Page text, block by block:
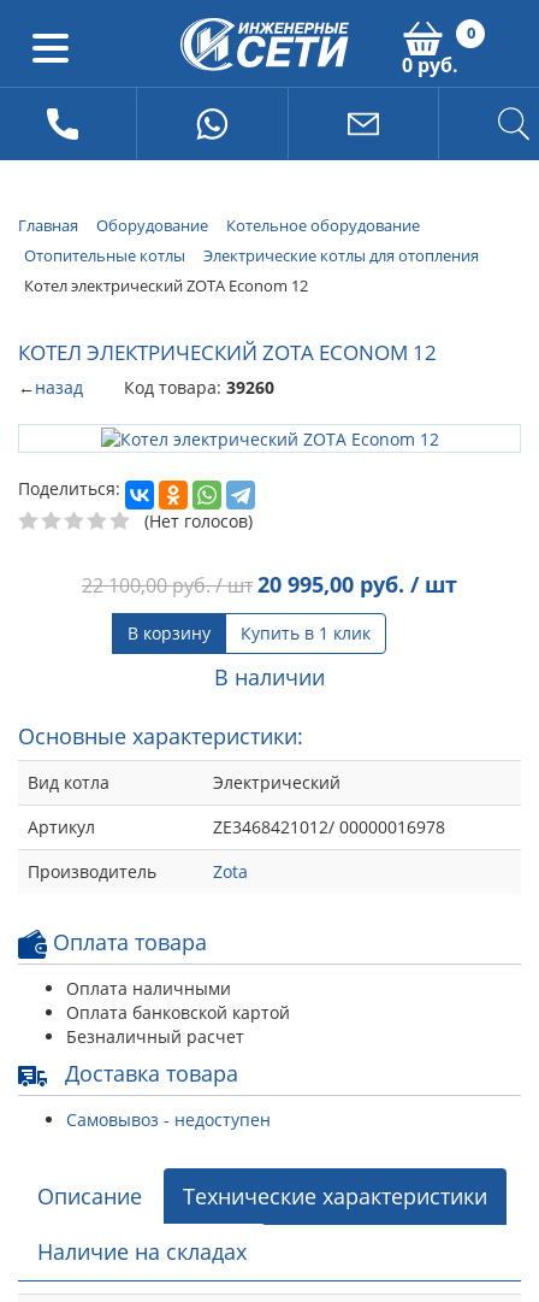
0
0 руб.
Главная Оборудование
Котельное оборудование
Отопительные котлы
Электрические котлы для отопления
Котел электрический ZOTA Econom 12
КОТЕЛ ЭЛЕКТРИЧЕСКИЙ ZOTA ECONOM 12
←назад Код товара: 39260
Поделиться:
(Нет голосов)
22 100,00руб. / шт20 995,00 руб. / шт
В корзину Купить в 1 клик
В наличии
Основные характеристики:
Вид котла
Электрический
Артикул
ZE3468421012/ 00000016978
Производитель
Zota
Оплата товара
Оплата наличными
Оплата банковской картой
Безналичный расчет
Доставка товара
Самовывоз - недоступен
Описание
Технические характеристики
Наличие на складах